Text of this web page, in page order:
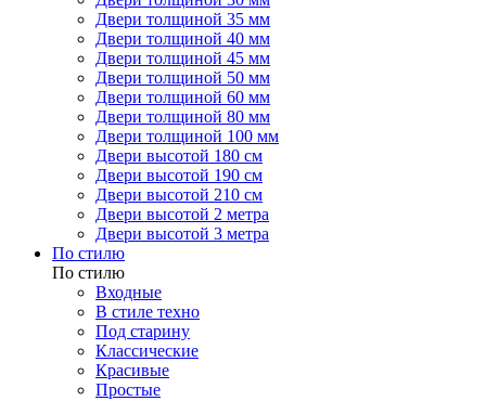
Двери толщиной 35 мм
Двери толщиной 40 мм
Двери толщиной 45 мм
Двери толщиной 50 мм
Двери толщиной 60 мм
Двери толщиной 80 мм
Двери толщиной 100 мм
Двери высотой 180 см
Двери высотой 190 см
Двери высотой 210 см
Двери высотой 2 метра
Двери высотой 3 метра
По стилю
По стилю
Входные
В стиле техно
Под старину
Классические
Красивые
Простые